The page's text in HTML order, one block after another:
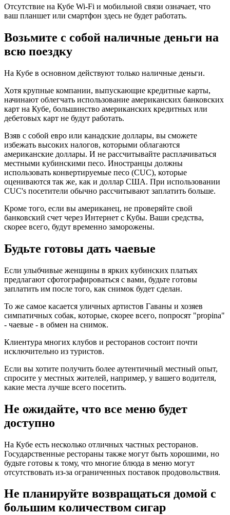
Отсутствие на Кубе Wi-Fi и мобильной связи означает, что
ваш планшет или смартфон здесь не будет работать.
Возьмите с собой наличные деньги на
всю поездку
На Кубе в основном действуют только наличные деньги.
Хотя крупные компании, выпускающие кредитные карты,
начинают облегчать использование американских банковских
карт на Кубе, большинство американских кредитных или
дебетовых карт не будут работать.
Взяв с собой евро или канадские доллары, вы сможете
избежать высоких налогов, которыми облагаются
американские доллары. И не рассчитывайте расплачиваться
местными кубинскими песо. Иностранцы должны
использовать конвертируемые песо (CUC), которые
оцениваются так же, как и доллар США. При использовании
CUC's посетители обычно рассчитывают заплатить больше.
Кроме того, если вы американец, не проверяйте свой
банковский счет через Интернет с Кубы. Ваши средства,
скорее всего, будут временно заморожены.
Будьте готовы дать чаевые
Если улыбчивые женщины в ярких кубинских платьях
предлагают сфотографироваться с вами, будьте готовы
заплатить им после того, как снимок будет сделан.
То же самое касается уличных артистов Гаваны и хозяев
симпатичных собак, которые, скорее всего, попросят "propina"
- чаевые - в обмен на снимок.
Клиентура многих клубов и ресторанов состоит почти
исключительно из туристов.
Если вы хотите получить более аутентичный местный опыт,
спросите у местных жителей, например, у вашего водителя,
какие места лучше всего посетить.
Не ожидайте, что все меню будет
доступно
На Кубе есть несколько отличных частных ресторанов.
Государственные рестораны также могут быть хорошими, но
будьте готовы к тому, что многие блюда в меню могут
отсутствовать из-за ограниченных поставок продовольствия.
Не планируйте возвращаться домой с
большим количеством сигар